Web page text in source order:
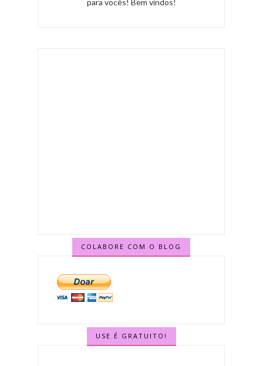
para vocês! Bem vindos!
COLABORE COM O BLOG
USE É GRATUITO!